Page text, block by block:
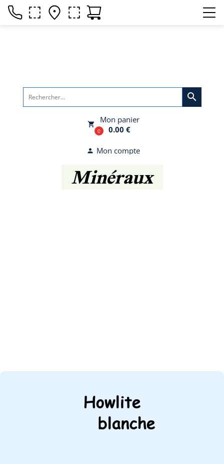
search
local_grocery_store
0
Mon panier
0.00 €
person Mon compte
Minéraux
Howlite
blanche